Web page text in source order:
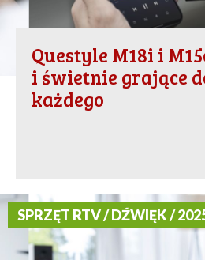
Questyle M18i i
i świetnie grające
każdego
SPRZĘT RTV / DŹWIĘK /